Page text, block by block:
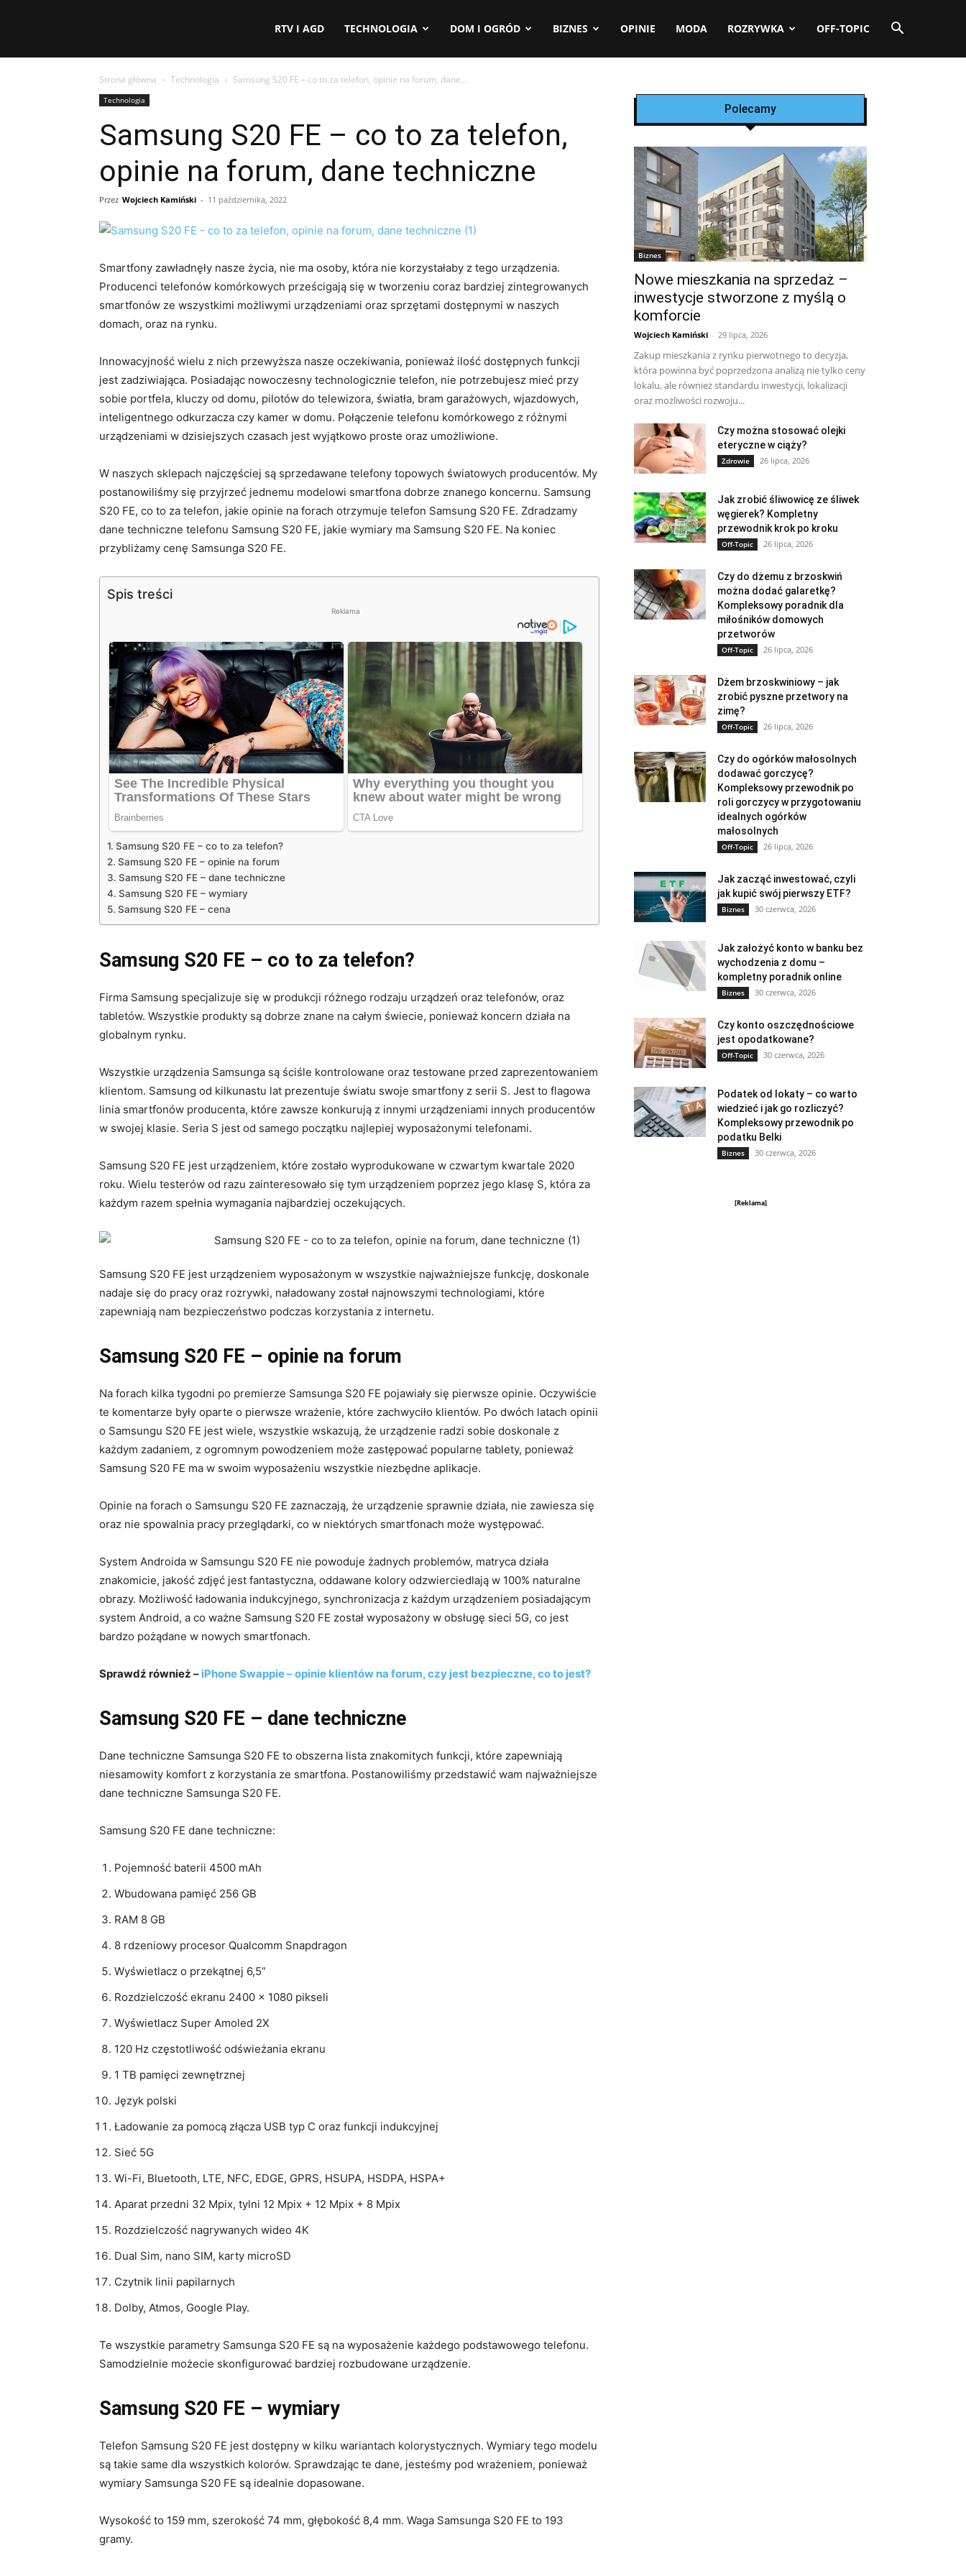
RTV I AGD TECHNOLOGIA DOM I OGRÓD BIZNES OPINIE MODA ROZRYWKA OFF-TOPIC
Strona główna Technologia Samsung S20 FE – co to za telefon, opinie na forum, dane...
Technologia
Samsung S20 FE – co to za telefon,
opinie na forum, dane techniczne
Przez Wojciech Kamiński - 11 października, 2022
Smartfony zawładnęły nasze życia, nie ma osoby, która nie korzystałaby z tego urządzenia.
Producenci telefonów komórkowych prześcigają się w tworzeniu coraz bardziej zintegrowanych
smartfonów ze wszystkimi możliwymi urządzeniami oraz sprzętami dostępnymi w naszych
domach, oraz na rynku.
Innowacyjność wielu z nich przewyższa nasze oczekiwania, ponieważ ilość dostępnych funkcji
jest zadziwiająca. Posiadając nowoczesny technologicznie telefon, nie potrzebujesz mieć przy
sobie portfela, kluczy od domu, pilotów do telewizora, światła, bram garażowych, wjazdowych,
inteligentnego odkurzacza czy kamer w domu. Połączenie telefonu komórkowego z różnymi
urządzeniami w dzisiejszych czasach jest wyjątkowo proste oraz umożliwione.
W naszych sklepach najczęściej są sprzedawane telefony topowych światowych producentów. My
postanowiliśmy się przyjrzeć jednemu modelowi smartfona dobrze znanego koncernu. Samsung
S20 FE, co to za telefon, jakie opinie na forach otrzymuje telefon Samsung S20 FE. Zdradzamy
dane techniczne telefonu Samsung S20 FE, jakie wymiary ma Samsung S20 FE. Na koniec
przybliżamy cenę Samsunga S20 FE.
Spis treści
Reklama
Samsung S20 FE – co to za telefon?
Samsung S20 FE – opinie na forum
Samsung S20 FE – dane techniczne
Samsung S20 FE – wymiary
Samsung S20 FE – cena
Samsung S20 FE – co to za telefon?
Firma Samsung specjalizuje się w produkcji różnego rodzaju urządzeń oraz telefonów, oraz
tabletów. Wszystkie produkty są dobrze znane na całym świecie, ponieważ koncern działa na
globalnym rynku.
Wszystkie urządzenia Samsunga są ściśle kontrolowane oraz testowane przed zaprezentowaniem
klientom. Samsung od kilkunastu lat prezentuje światu swoje smartfony z serii S. Jest to flagowa
linia smartfonów producenta, które zawsze konkurują z innymi urządzeniami innych producentów
w swojej klasie. Seria S jest od samego początku najlepiej wyposażonymi telefonami.
Samsung S20 FE jest urządzeniem, które zostało wyprodukowane w czwartym kwartale 2020
roku. Wielu testerów od razu zainteresowało się tym urządzeniem poprzez jego klasę S, która za
każdym razem spełnia wymagania najbardziej oczekujących.
Samsung S20 FE jest urządzeniem wyposażonym w wszystkie najważniejsze funkcję, doskonale
nadaje się do pracy oraz rozrywki, naładowany został najnowszymi technologiami, które
zapewniają nam bezpieczeństwo podczas korzystania z internetu.
Samsung S20 FE – opinie na forum
Na forach kilka tygodni po premierze Samsunga S20 FE pojawiały się pierwsze opinie. Oczywiście
te komentarze były oparte o pierwsze wrażenie, które zachwyciło klientów. Po dwóch latach opinii
o Samsungu S20 FE jest wiele, wszystkie wskazują, że urządzenie radzi sobie doskonale z
każdym zadaniem, z ogromnym powodzeniem może zastępować popularne tablety, ponieważ
Samsung S20 FE ma w swoim wyposażeniu wszystkie niezbędne aplikacje.
Opinie na forach o Samsungu S20 FE zaznaczają, że urządzenie sprawnie działa, nie zawiesza się
oraz nie spowalnia pracy przeglądarki, co w niektórych smartfonach może występować.
System Androida w Samsungu S20 FE nie powoduje żadnych problemów, matryca działa
znakomicie, jakość zdjęć jest fantastyczna, oddawane kolory odzwierciedlają w 100% naturalne
obrazy. Możliwość ładowania indukcyjnego, synchronizacja z każdym urządzeniem posiadającym
system Android, a co ważne Samsung S20 FE został wyposażony w obsługę sieci 5G, co jest
bardzo pożądane w nowych smartfonach.
Sprawdź również – iPhone Swappie – opinie klientów na forum, czy jest bezpieczne, co to jest?
Samsung S20 FE – dane techniczne
Dane techniczne Samsunga S20 FE to obszerna lista znakomitych funkcji, które zapewniają
niesamowity komfort z korzystania ze smartfona. Postanowiliśmy przedstawić wam najważniejsze
dane techniczne Samsunga S20 FE.
Samsung S20 FE dane techniczne:
Pojemność baterii 4500 mAh
Wbudowana pamięć 256 GB
RAM 8 GB
8 rdzeniowy procesor Qualcomm Snapdragon
Wyświetlacz o przekątnej 6,5”
Rozdzielczość ekranu 2400 × 1080 pikseli
Wyświetlacz Super Amoled 2X
120 Hz częstotliwość odświeżania ekranu
1 TB pamięci zewnętrznej
Język polski
Ładowanie za pomocą złącza USB typ C oraz funkcji indukcyjnej
Sieć 5G
Wi-Fi, Bluetooth, LTE, NFC, EDGE, GPRS, HSUPA, HSDPA, HSPA+
Aparat przedni 32 Mpix, tylni 12 Mpix + 12 Mpix + 8 Mpix
Rozdzielczość nagrywanych wideo 4K
Dual Sim, nano SIM, karty microSD
Czytnik linii papilarnych
Dolby, Atmos, Google Play.
Te wszystkie parametry Samsunga S20 FE są na wyposażenie każdego podstawowego telefonu.
Samodzielnie możecie skonfigurować bardziej rozbudowane urządzenie.
Samsung S20 FE – wymiary
Telefon Samsung S20 FE jest dostępny w kilku wariantach kolorystycznych. Wymiary tego modelu
są takie same dla wszystkich kolorów. Sprawdzając te dane, jesteśmy pod wrażeniem, ponieważ
wymiary Samsunga S20 FE są idealnie dopasowane.
Wysokość to 159 mm, szerokość 74 mm, głębokość 8,4 mm. Waga Samsunga S20 FE to 193
gramy.
Polecamy
Biznes
Nowe mieszkania na sprzedaż –
inwestycje stworzone z myślą o
komforcie
Wojciech Kamiński - 29 lipca, 2026
Zakup mieszkania z rynku pierwotnego to decyzja,
która powinna być poprzedzona analizą nie tylko ceny
lokalu, ale również standardu inwestycji, lokalizacji
oraz możliwości rozwoju...
Czy można stosować olejki
eteryczne w ciąży?
Zdrowie 26 lipca, 2026
Jak zrobić śliwowicę ze śliwek
węgierek? Kompletny
przewodnik krok po kroku
Off-Topic 26 lipca, 2026
Czy do dżemu z brzoskwiń
można dodać galaretkę?
Kompleksowy poradnik dla
miłośników domowych
przetworów
Off-Topic 26 lipca, 2026
Dżem brzoskwiniowy – jak
zrobić pyszne przetwory na
zimę?
Off-Topic 26 lipca, 2026
Czy do ogórków małosolnych
dodawać gorczycę?
Kompleksowy przewodnik po
roli gorczycy w przygotowaniu
idealnych ogórków
małosolnych
Off-Topic 26 lipca, 2026
Jak zacząć inwestować, czyli
jak kupić swój pierwszy ETF?
Biznes 30 czerwca, 2026
Jak założyć konto w banku bez
wychodzenia z domu –
kompletny poradnik online
Biznes 30 czerwca, 2026
Czy konto oszczędnościowe
jest opodatkowane?
Off-Topic 30 czerwca, 2026
Podatek od lokaty – co warto
wiedzieć i jak go rozliczyć?
Kompleksowy przewodnik po
podatku Belki
Biznes 30 czerwca, 2026
[Reklama]